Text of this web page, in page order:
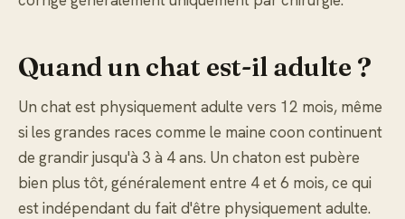
Quand un chat est-il adulte ?
Un chat est physiquement adulte vers 12 mois, même
si les grandes races comme le maine coon continuent
de grandir jusqu'à 3 à 4 ans. Un chaton est pubère
bien plus tôt, généralement entre 4 et 6 mois, ce qui
est indépendant du fait d'être physiquement adulte.